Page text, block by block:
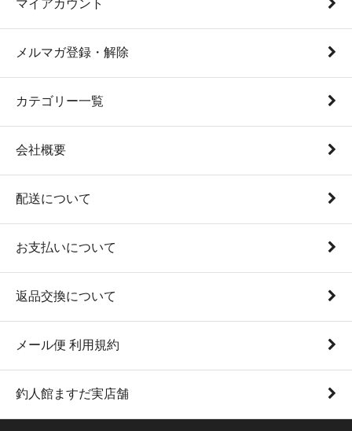
マイアカウント
メルマガ登録・解除
カテゴリー一覧
会社概要
配送について
お支払いについて
返品交換について
メール便 利用規約
釣人館ますだ実店舗